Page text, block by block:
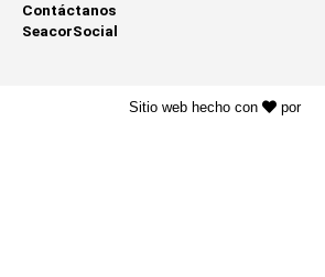
Contáctanos
SeacorSocial
Sitio web hecho con por